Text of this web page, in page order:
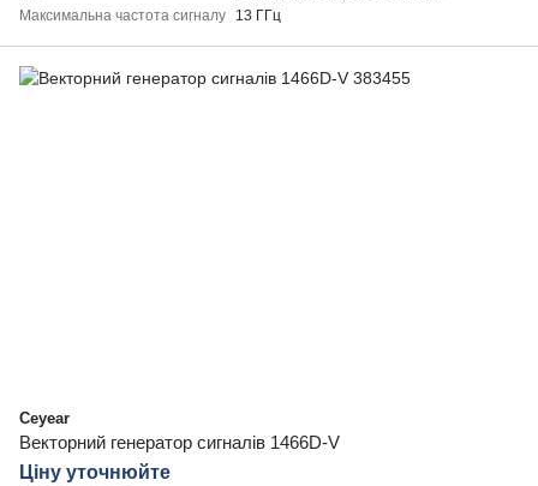
Максимальна частота сигналу
13 ГГц
Ceyear
Векторний генератор сигналів 1466D-V
Ціну уточнюйте